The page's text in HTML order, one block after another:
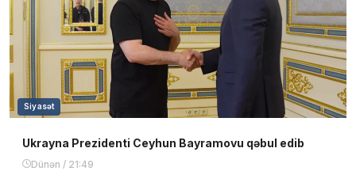
Siyasət
Ukrayna Prezidenti Ceyhun Bayramovu qəbul edib
Dünən / 21:49